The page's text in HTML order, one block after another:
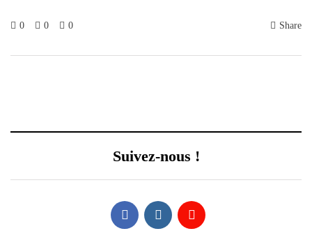
0 0 0 Share
Suivez-nous !